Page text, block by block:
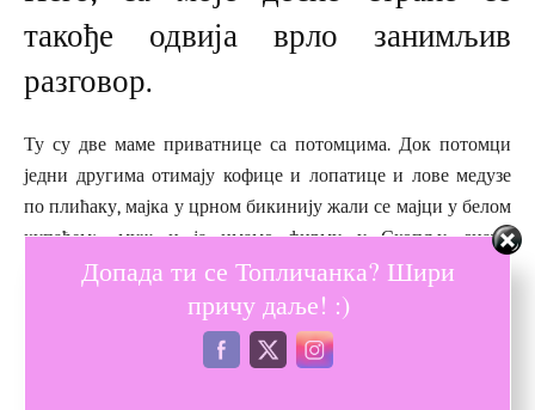
такође одвија врло занимљив
разговор.
Ту су две маме приватнице са потомцима. Док потомци
једни другима отимају кофице и лопатице и лове медузе
по плићаку, мајка у црном бикинију жали се мајци у белом
купаћем: „муж и ја имамо фирму у Скопљу, знате.
Скокнули смо овде само на пар дана, нема шансе да
запослене оставимо саме…“ Приватница у белом купаћем
клима главом: „тако је, тако је. Супруг и ја имамо
ресторане, знате како је, док мачке нема, мишеви коло
Допада ти се Топличанка? Шири
причу даље! :)